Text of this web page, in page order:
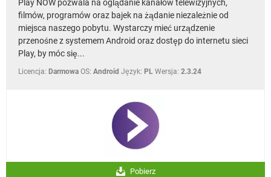
WINDOWS 10
Play NOW pozwala na oglądanie kanałów telewizyjnych,
filmów, programów oraz bajek na żądanie niezależnie od
miejsca naszego pobytu. Wystarczy mieć urządzenie
przenośne z systemem Android oraz dostęp do internetu sieci
Play, by móc się...
Licencja: Darmowa OS: Android Język: PL Wersja: 2.3.24
Pobierz